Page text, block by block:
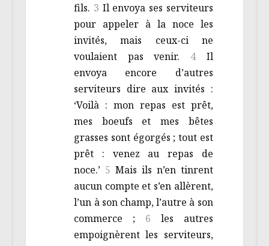
fils. 3 Il envoya ses serviteurs
pour appeler à la noce les
invités, mais ceux-ci ne
voulaient pas venir. 4 Il
envoya encore d’autres
serviteurs dire aux invités :
‘Voilà : mon repas est prêt,
mes boeufs et mes bêtes
grasses sont égorgés ; tout est
prêt : venez au repas de
noce.’ 5Mais ils n’en tinrent
aucun compte et s’en allèrent,
l’un à son champ, l’autre à son
commerce ; 6 les autres
empoignèrent les serviteurs,